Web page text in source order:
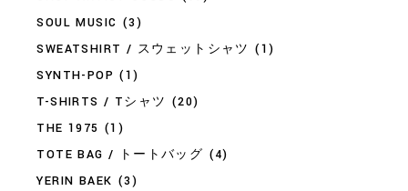
SOUL MUSIC (3)
SWEATSHIRT / スウェットシャツ (1)
SYNTH-POP (1)
T-SHIRTS / Tシャツ (20)
THE 1975 (1)
TOTE BAG / トートバッグ (4)
YERIN BAEK (3)